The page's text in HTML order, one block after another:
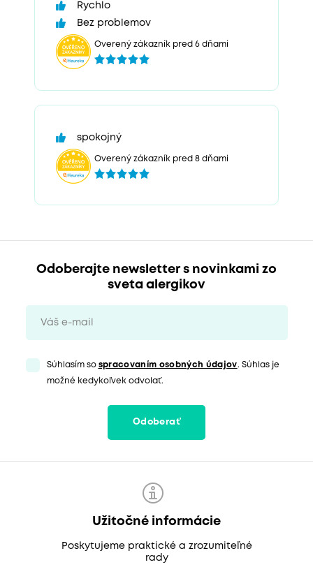
Rychlo
Bez problemov
Overený zákazník pred 6 dňami
spokojný
Overený zákazník pred 8 dňami
Odoberajte newsletter s novinkami zo
sveta alergikov
Súhlasím so spracovaním osobných údajov. Súhlas je
možné kedykoľvek odvolať.
Odoberať
Užitočné informácie
Poskytujeme praktické a zrozumiteľné
rady